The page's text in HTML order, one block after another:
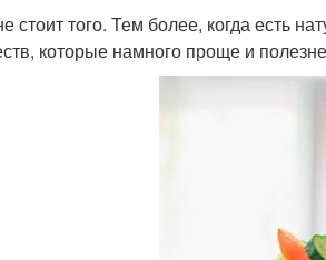
стоит того. Тем более, когда есть
которые намного проще и